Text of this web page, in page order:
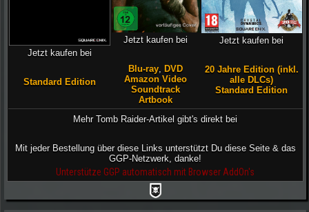
Jetzt kaufen bei
Standard Edition
Jetzt kaufen bei
Blu-ray DVD
Amazon Video
Soundtrack
Artbook
Jetzt kaufen bei
20 Jahre Edition (inkl.
alle DLCs)
Standard Edition
Mehr Tomb Raider-Artikel gibt's direkt bei
Mit jeder Bestellung über diese Links unterstützt Du diese Seite & das
GGP-Netzwerk, danke!
Unterstütze GGP automatisch mit Browser AddOn's